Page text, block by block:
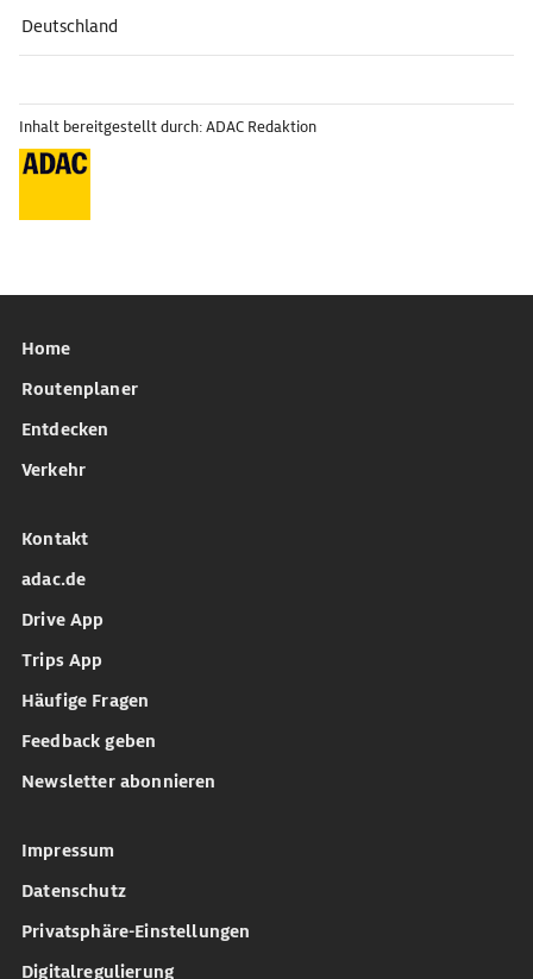
Deutschland
Inhalt bereitgestellt durch: ADAC Redaktion
Home
Routenplaner
Entdecken
Verkehr
Kontakt
adac.de
Drive App
Trips App
Häufige Fragen
Feedback geben
Newsletter abonnieren
Impressum
Datenschutz
Privatsphäre-Einstellungen
Digitalregulierung